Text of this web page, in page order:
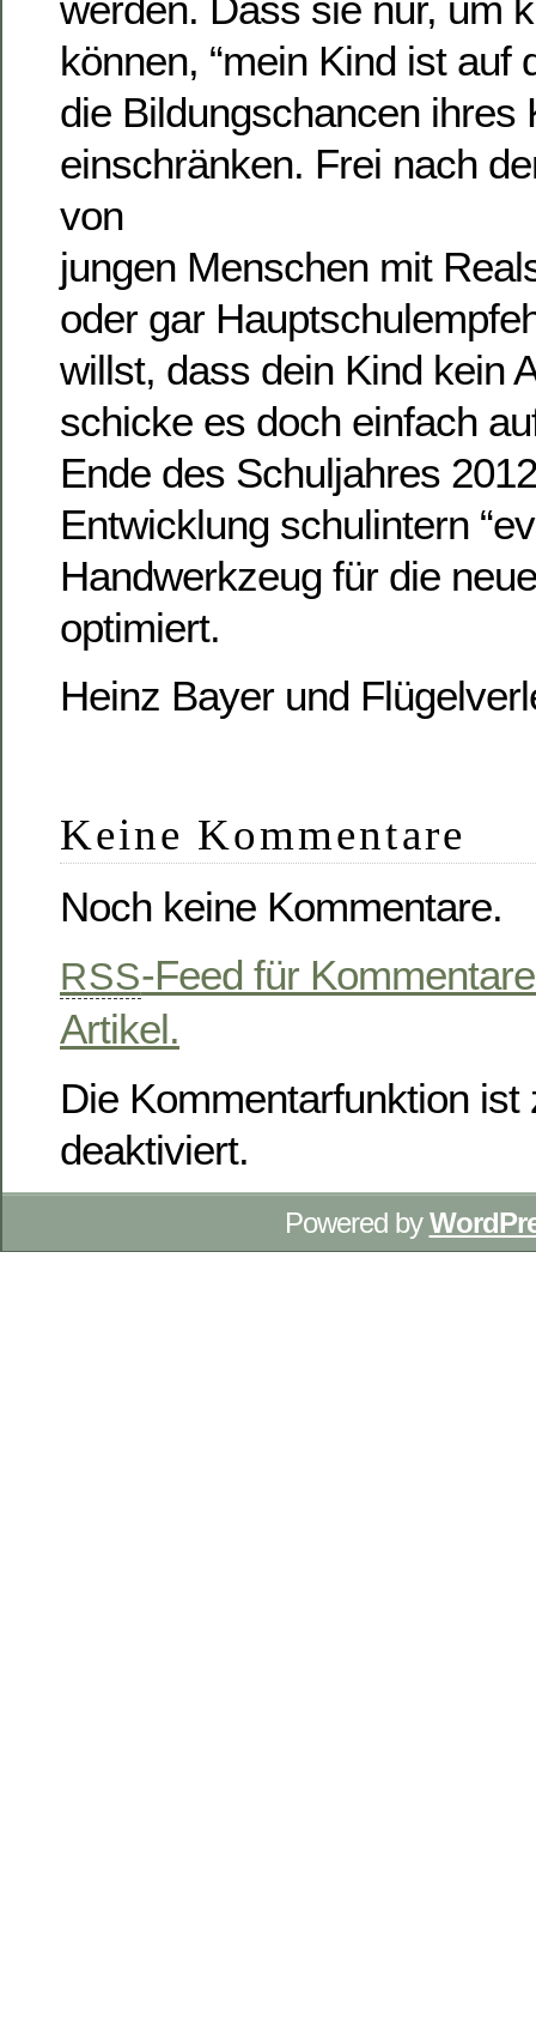
können, “mein Kind ist auf
die Bildungschancen ihres
einschränken. Frei nach
von
jungen Menschen mit
oder gar
willst, dass dein Kind kein
schicke es doch einfach
Ende des Schuljahres
Entwicklung schulintern
Handwerkzeug für die
optimiert.
Heinz Bayer und
Keine Kommentare
Noch keine Kommentare.
RSS-Feed für
Artikel.
Die Kommentarfunktion ist
deaktiviert.
Powered by